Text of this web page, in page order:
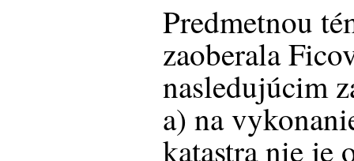
Predmetnou
zaoberala
nasledujúcim
a) na
katastra nie je